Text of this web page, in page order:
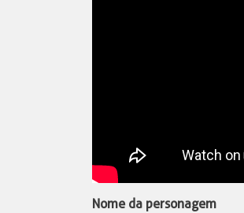
Nome da personagem